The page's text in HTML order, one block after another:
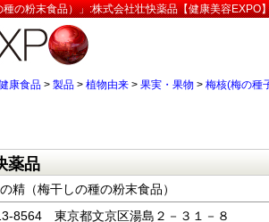
の粉末食品）」:株式会社壮快薬品【健康美容EXPO
康食品 > 製品 > 植物由来 > 果実・果物 > 梅核(梅の種
薬品
精（梅干しの種の粉末食品）
8564 東京都文京区湯島２－３１－８